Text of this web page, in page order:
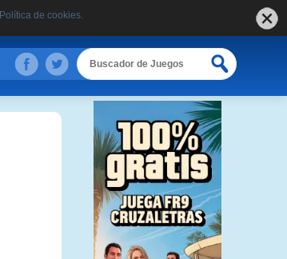
Política de cookies.